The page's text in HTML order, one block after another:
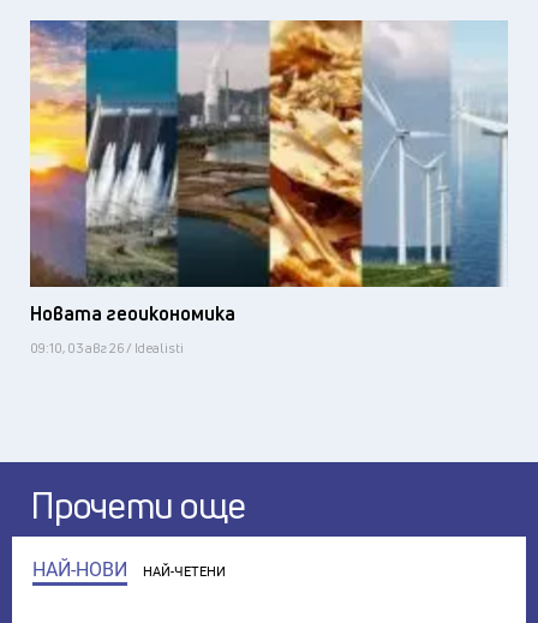
Новата геоикономика
09:10, 03 авг 26 / Idealisti
Прочети още
НАЙ-НОВИ НАЙ-ЧЕТЕНИ